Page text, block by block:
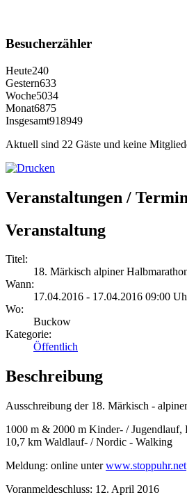
Besucherzähler
Heute240
Gestern633
Woche5034
Monat6875
Insgesamt918949
Aktuell sind 22 Gäste und keine
Veranstaltungen /
Veranstaltung
Titel:
18. Märkisch alpiner
Wann:
17.04.2016 - 17.04.2016 09:00
Wo:
Buckow
Kategorie:
Öffentlich
Beschreibung
Ausschreibung der 18. Märkisch -
1000 m & 2000 m Kinder- / Jugendlauf,
10,7 km Waldlauf- / Nordic - Walking
Meldung: online unterwww.stoppuhr.net
Voranmeldeschluss: 12. April 2016